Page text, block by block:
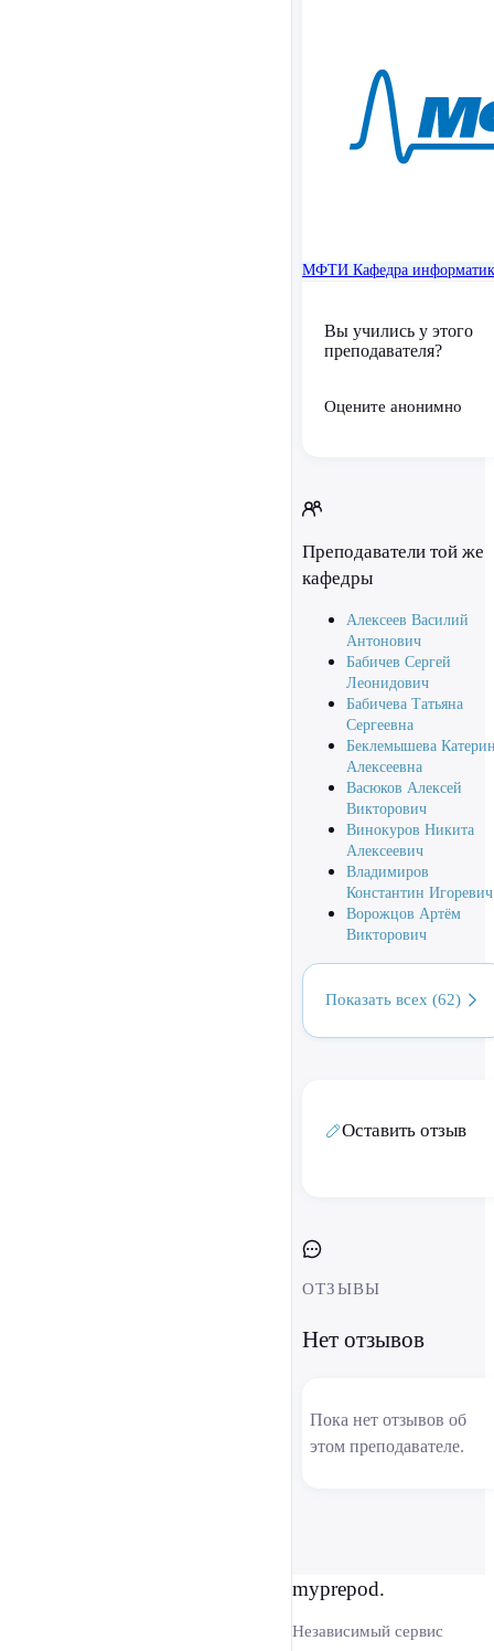
МФТИ Кафедра
Вы учились у этого
преподавателя?
Оцените анонимно
Преподаватели той же
кафедры
Алексеев Василий
Антонович
Бабичев Сергей
Леонидович
Бабичева Татьяна
Сергеевна
Беклемышева
Алексеевна
Васюков Алексей
Викторович
Винокуров Никита
Алексеевич
Владимиров
Константин Игоревич
Ворожцов Артём
Викторович
Показать всех (62)
Оставить отзыв
ОТЗЫВЫ
Нет отзывов
Пока нет отзывов об
этом преподавателе.
myprepod.
Независимый сервис